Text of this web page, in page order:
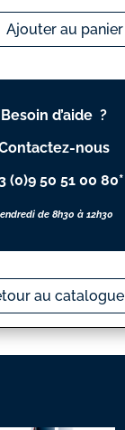
Ajouter au panier
Besoin d’aide ?
nous
(0)9 50 51 00 80*
de 8h30 à 12h30
au catalogue